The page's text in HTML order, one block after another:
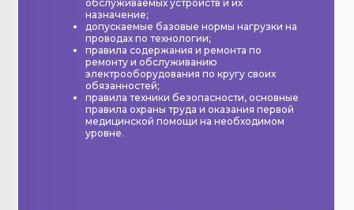
обслуживаемых устройств и их
назначение;
допускаемые базовые нормы нагрузки на
проводах по технологии;
правила содержания и ремонта по
ремонту и обслуживанию
электрооборудования по кругу своих
обязанностей;
правила техники безопасности, основные
правила охраны труда и оказания первой
медицинской помощи на необходимом
уровне.